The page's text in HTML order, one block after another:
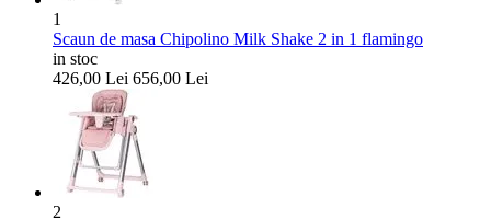
1
Scaun de masa Chipolino Milk Shake 2 in 1 flamingo
in stoc
426,00 Lei 656,00 Lei
2